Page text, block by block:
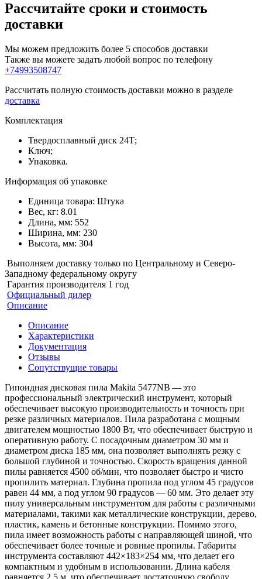
Рассчитайте сроки и стоимость
доставки
Мы можем предложить более 5 способов доставки
Также вы можете задать любой вопрос по телефону
+74993508747
Рассчитать полную стоимость доставки можно в разделе
доставка
Комплектация
Твердосплавный диск 24Т;
Ключ;
Упаковка.
Информация об упаковке
Единица товара: Штука
Вес, кг: 8.01
Длина, мм: 552
Ширина, мм: 230
Высота, мм: 304
Выполняем доставку только по Центральному и Северо-
Западному федеральному округу
Гарантия производителя 1 год
Официальный дилер
Описание
Описание
Характеристики
Документация
Отзывы
Сопутствущие товары
Гипоидная дисковая пила Makita 5477NB — это
профессиональный электрический инструмент, который
обеспечивает высокую производительность и точность при
резке различных материалов. Пила разработана с мощным
двигателем мощностью 1800 Вт, что обеспечивает быструю и
оперативную работу. С посадочным диаметром 30 мм и
диаметром диска 185 мм, она позволяет выполнять резку с
большой глубиной и точностью. Скорость вращения данной
пилы равняется 4500 об/мин, что позволяет быстро и чисто
пропилить материал. Глубина пропила под углом 45 градусов
равен 44 мм, а под углом 90 градусов — 60 мм. Это делает эту
пилу универсальным инструментом для работы с различными
материалами, такими как металлические конструкции, дерево,
пластик, камень и бетонные конструкции. Помимо этого,
пила имеет возможность работы с направляющей шиной, что
обеспечивает более точные и ровные пропилы. Габариты
инструмента составляют 442×183×254 мм, что делает его
компактным и удобным в использовании. Длина кабеля